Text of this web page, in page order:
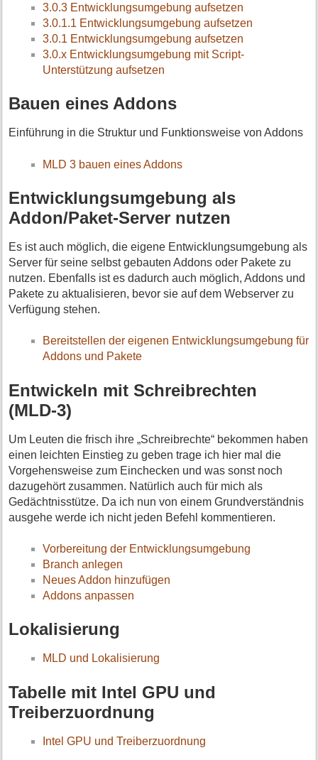
3.0.3 Entwicklungsumgebung aufsetzen
3.0.1.1 Entwicklungsumgebung aufsetzen
3.0.1 Entwicklungsumgebung aufsetzen
3.0.x Entwicklungsumgebung mit Script-
Unterstützung aufsetzen
Bauen eines Addons
Einführung in die Struktur und Funktionsweise von Addons
MLD 3 bauen eines Addons
Entwicklungsumgebung als
Addon/Paket-Server nutzen
Es ist auch möglich, die eigene Entwicklungsumgebung als
Server für seine selbst gebauten Addons oder Pakete zu
nutzen. Ebenfalls ist es dadurch auch möglich, Addons und
Pakete zu aktualisieren, bevor sie auf dem Webserver zu
Verfügung stehen.
Bereitstellen der eigenen Entwicklungsumgebung für
Addons und Pakete
Entwickeln mit Schreibrechten
(MLD-3)
Um Leuten die frisch ihre „Schreibrechte“ bekommen haben
einen leichten Einstieg zu geben trage ich hier mal die
Vorgehensweise zum Einchecken und was sonst noch
dazugehört zusammen. Natürlich auch für mich als
Gedächtnisstütze. Da ich nun von einem Grundverständnis
ausgehe werde ich nicht jeden Befehl kommentieren.
Vorbereitung der Entwicklungsumgebung
Branch anlegen
Neues Addon hinzufügen
Addons anpassen
Lokalisierung
MLD und Lokalisierung
Tabelle mit Intel GPU und
Treiberzuordnung
Intel GPU und Treiberzuordnung